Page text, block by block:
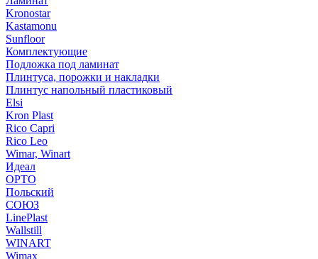
Kronostar
Kastamonu
Sunfloor
Комплектующие
Подложка под ламинат
Плинтуса, порожки и накладки
Плинтус напольный пластиковый
Elsi
Kron Plast
Rico Capri
Rico Leo
Wimar, Winart
Идеал
ОРТО
Польский
СОЮЗ
LinePlast
Wallstill
WINART
Wimax